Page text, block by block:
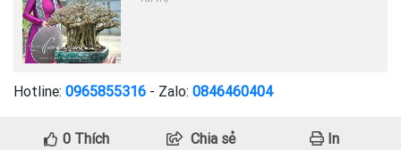
Hotline: 0965855316 - Zalo: 0846460404
0Thích Chia sẻ In